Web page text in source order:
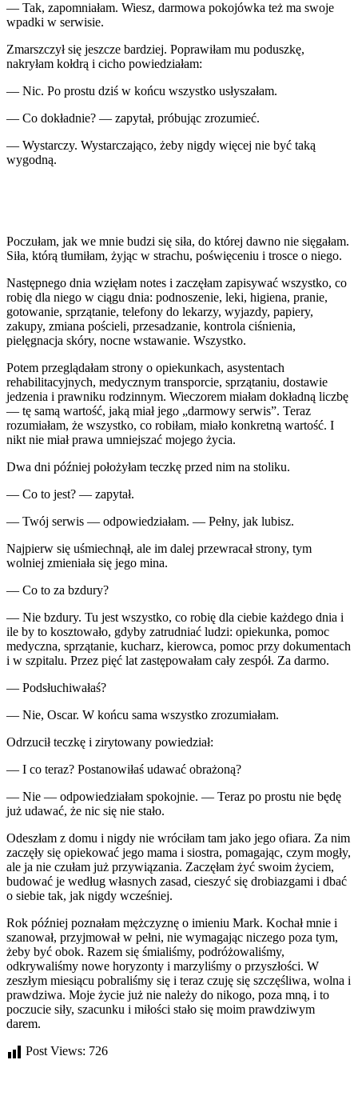
— Tak, zapomniałam. Wiesz, darmowa pokojówka też ma swoje
wpadki w serwisie.
Zmarszczył się jeszcze bardziej. Poprawiłam mu poduszkę,
nakryłam kołdrą i cicho powiedziałam:
— Nic. Po prostu dziś w końcu wszystko usłyszałam.
— Co dokładnie? — zapytał, próbując zrozumieć.
— Wystarczy. Wystarczająco, żeby nigdy więcej nie być taką
wygodną.
Poczułam, jak we mnie budzi się siła, do której dawno nie sięgałam.
Siła, którą tłumiłam, żyjąc w strachu, poświęceniu i trosce o niego.
Następnego dnia wzięłam notes i zaczęłam zapisywać wszystko, co
robię dla niego w ciągu dnia: podnoszenie, leki, higiena, pranie,
gotowanie, sprzątanie, telefony do lekarzy, wyjazdy, papiery,
zakupy, zmiana pościeli, przesadzanie, kontrola ciśnienia,
pielęgnacja skóry, nocne wstawanie. Wszystko.
Potem przeglądałam strony o opiekunkach, asystentach
rehabilitacyjnych, medycznym transporcie, sprzątaniu, dostawie
jedzenia i prawniku rodzinnym. Wieczorem miałam dokładną liczbę
— tę samą wartość, jaką miał jego „darmowy serwis”. Teraz
rozumiałam, że wszystko, co robiłam, miało konkretną wartość. I
nikt nie miał prawa umniejszać mojego życia.
Dwa dni później położyłam teczkę przed nim na stoliku.
— Co to jest? — zapytał.
— Twój serwis — odpowiedziałam. — Pełny, jak lubisz.
Najpierw się uśmiechnął, ale im dalej przewracał strony, tym
wolniej zmieniała się jego mina.
— Co to za bzdury?
— Nie bzdury. Tu jest wszystko, co robię dla ciebie każdego dnia i
ile by to kosztowało, gdyby zatrudniać ludzi: opiekunka, pomoc
medyczna, sprzątanie, kucharz, kierowca, pomoc przy dokumentach
i w szpitalu. Przez pięć lat zastępowałam cały zespół. Za darmo.
— Podsłuchiwałaś?
— Nie, Oscar. W końcu sama wszystko zrozumiałam.
Odrzucił teczkę i zirytowany powiedział:
— I co teraz? Postanowiłaś udawać obrażoną?
— Nie — odpowiedziałam spokojnie. — Teraz po prostu nie będę
już udawać, że nic się nie stało.
Odeszłam z domu i nigdy nie wróciłam tam jako jego ofiara. Za nim
zaczęły się opiekować jego mama i siostra, pomagając, czym mogły,
ale ja nie czułam już przywiązania. Zaczęłam żyć swoim życiem,
budować je według własnych zasad, cieszyć się drobiazgami i dbać
o siebie tak, jak nigdy wcześniej.
Rok później poznałam mężczyznę o imieniu Mark. Kochał mnie i
szanował, przyjmował w pełni, nie wymagając niczego poza tym,
żeby być obok. Razem się śmialiśmy, podróżowaliśmy,
odkrywaliśmy nowe horyzonty i marzyliśmy o przyszłości. W
zeszłym miesiącu pobraliśmy się i teraz czuję się szczęśliwa, wolna i
prawdziwa. Moje życie już nie należy do nikogo, poza mną, i to
poczucie siły, szacunku i miłości stało się moim prawdziwym
darem.
Post Views: 726